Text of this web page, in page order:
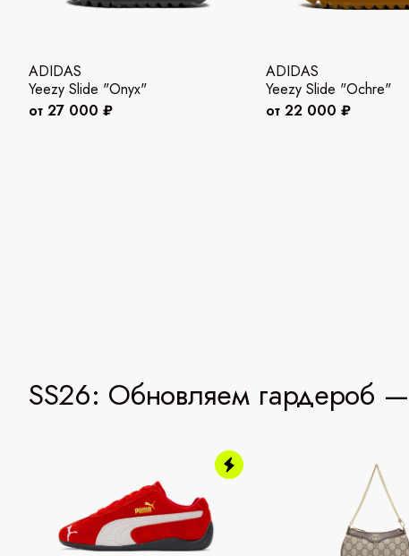
ADIDAS
Yeezy Slide "Onyx"
от 27 000 ₽
ADIDAS
Yeezy Slide "Ochre"
от 22 000 ₽
SS26: Обновляем гардероб